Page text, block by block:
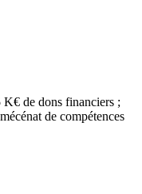
de dons financiers ;
de compétences